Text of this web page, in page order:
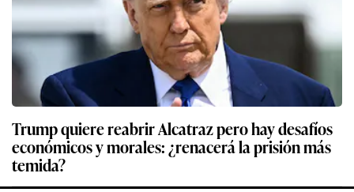
Trump quiere reabrir Alcatraz pero hay desafíos
económicos y morales: ¿renacerá la prisión más
temida?